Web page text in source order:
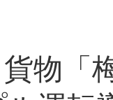
物「